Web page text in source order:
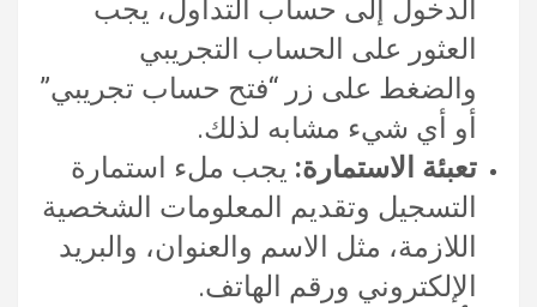
الدخول إلى حساب التداول، يجب
العثور على الحساب التجريبي
والضغط على زر “فتح حساب تجريبي”
أو أي شيء مشابه لذلك.
تعبئة الاستمارة: يجب ملء استمارة
التسجيل وتقديم المعلومات الشخصية
اللازمة، مثل الاسم والعنوان، والبريد
الإلكتروني ورقم الهاتف.